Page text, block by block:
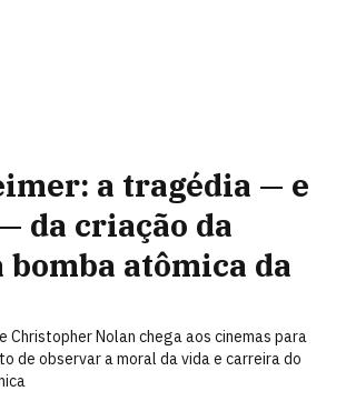
a tragédia — e
da criação da
atômica da
Christopher Nolan chega aos cinemas para
de observar a moral da vida e carreira do